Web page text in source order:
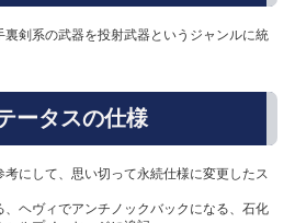
剣系の武器を投射武器というジャンルに統
ータスの仕様
にして、思い切って永続仕様に変更したス
ヘヴィでアンチノックバックになる、石化